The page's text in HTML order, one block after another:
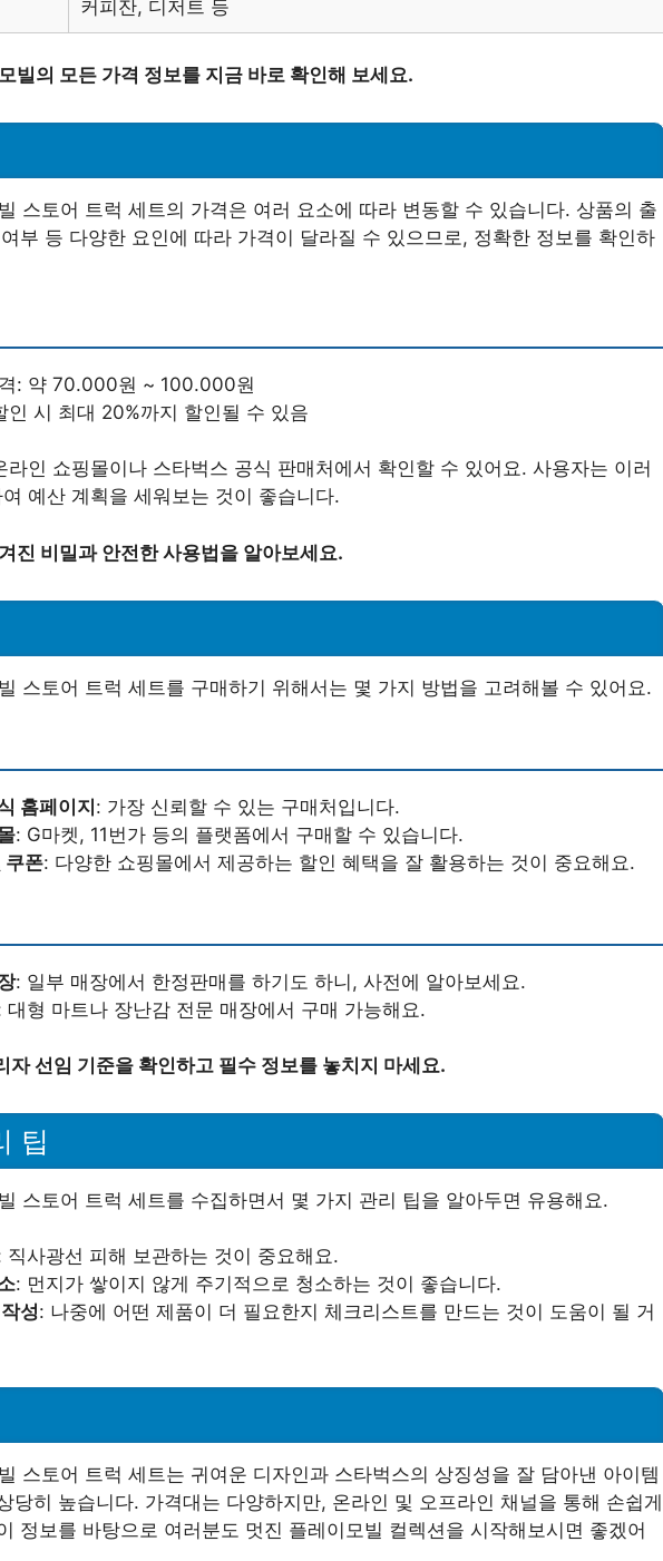
커피잔, 디저트 등
빌의 모든 가격 정보를 지금 바로 확인해 보세요.
스토어 트럭 세트의 가격은 여러 요소에 따라 변동할 수 있습니다. 상품의 출
부 등 다양한 요인에 따라 가격이 달라질 수 있으므로, 정확한 정보를 확인하
: 약 70.000원 ~ 100.000원
인 시 최대 20%까지 할인될 수 있음
라인 쇼핑몰이나 스타벅스 공식 판매처에서 확인할 수 있어요. 사용자는 이러
예산 계획을 세워보는 것이 좋습니다.
진 비밀과 안전한 사용법을 알아보세요.
스토어 트럭 세트를 구매하기 위해서는 몇 가지 방법을 고려해볼 수 있어요.
홈페이지: 가장 신뢰할 수 있는 구매처입니다.
: G마켓, 11번가 등의 플랫폼에서 구매할 수 있습니다.
쿠폰: 다양한 쇼핑몰에서 제공하는 할인 혜택을 잘 활용하는 것이 중요해요.
: 일부 매장에서 한정판매를 하기도 하니, 사전에 알아보세요.
대형 마트나 장난감 전문 매장에서 구매 가능해요.
선임 기준을 확인하고 필수 정보를 놓치지 마세요.
팁
스토어 트럭 세트를 수집하면서 몇 가지 관리 팁을 알아두면 유용해요.
직사광선 피해 보관하는 것이 중요해요.
: 먼지가 쌓이지 않게 주기적으로 청소하는 것이 좋습니다.
성: 나중에 어떤 제품이 더 필요한지 체크리스트를 만드는 것이 도움이 될 거
스토어 트럭 세트는 귀여운 디자인과 스타벅스의 상징성을 잘 담아낸 아이템
당히 높습니다. 가격대는 다양하지만, 온라인 및 오프라인 채널을 통해 손쉽게
정보를 바탕으로 여러분도 멋진 플레이모빌 컬렉션을 시작해보시면 좋겠어